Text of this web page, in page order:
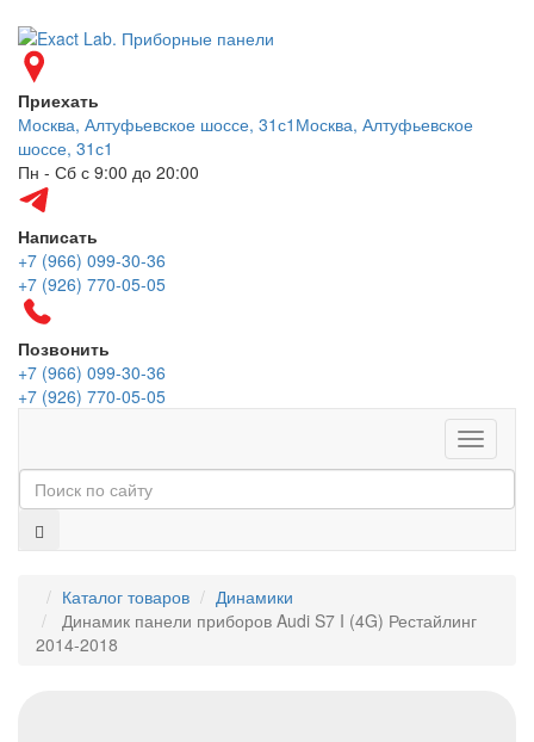
Приехать
Москва, Алтуфьевское шоссе, 31с1 Москва, Алтуфьевское
шоссе, 31с1
Пн - Сб с 9:00 до 20:00
Написать
+7 (966) 099-30-36
+7 (926) 770-05-05
Позвонить
+7 (966) 099-30-36
+7 (926) 770-05-05
Меню
Каталог товаров
Динамики
Динамик панели приборов Audi S7 I (4G) Рестайлинг
2014-2018